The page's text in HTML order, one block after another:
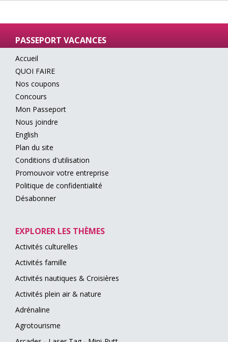
PASSEPORT VACANCES
Accueil
QUOI FAIRE
Nos coupons
Concours
Mon Passeport
Nous joindre
English
Plan du site
Conditions d'utilisation
Promouvoir votre entreprise
Politique de confidentialité
Désabonner
EXPLORER LES THÈMES
Activités culturelles
Activités famille
Activités nautiques & Croisières
Activités plein air & nature
Adrénaline
Agrotourisme